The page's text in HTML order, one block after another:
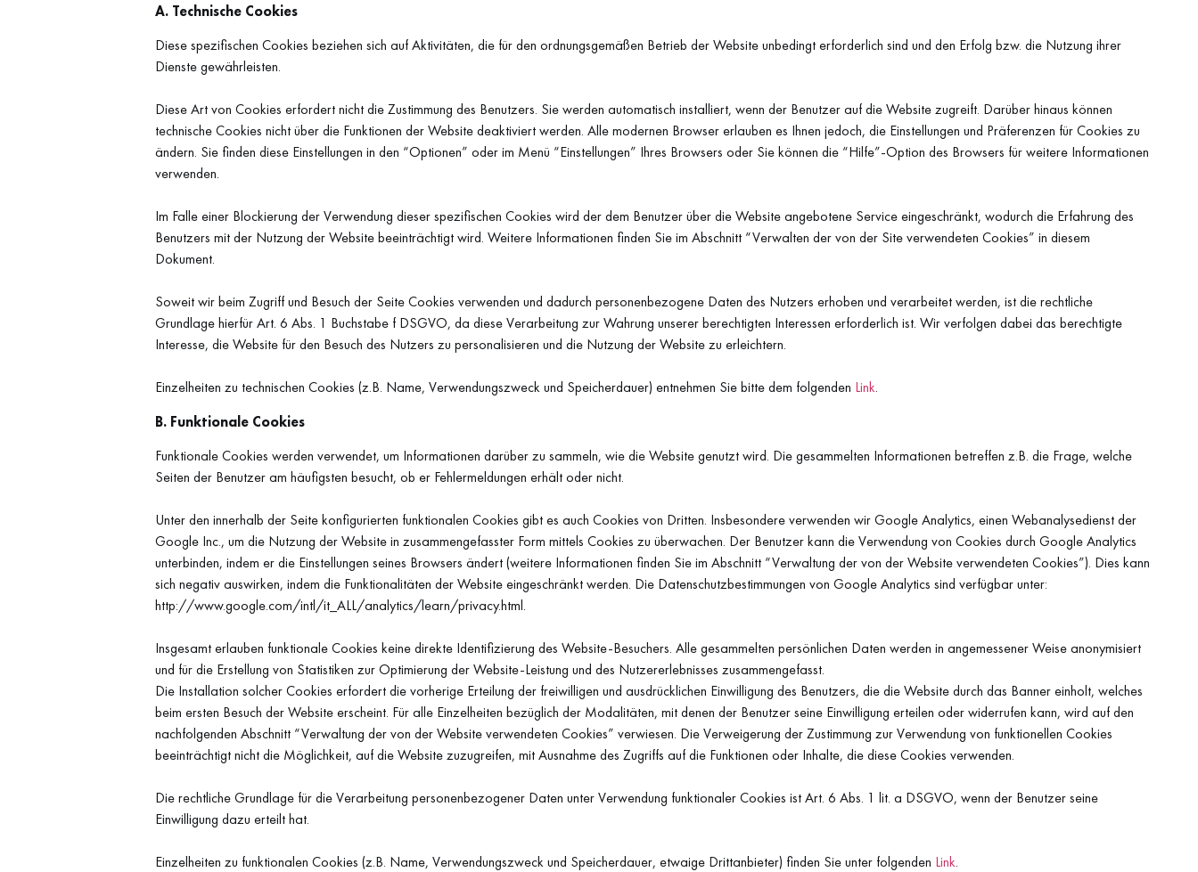
A. Technische Cookies
Diese spezifischen Cookies beziehen sich auf Aktivitäten, die für den ordnungsgemäßen Betrieb der Website unbedingt erforderlich sind und den Erfolg bzw. die Nutzung ihrer
Dienste gewährleisten.
Diese Art von Cookies erfordert nicht die Zustimmung des Benutzers. Sie werden automatisch installiert, wenn der Benutzer auf die Website zugreift. Darüber hinaus können
technische Cookies nicht über die Funktionen der Website deaktiviert werden. Alle modernen Browser erlauben es Ihnen jedoch, die Einstellungen und Präferenzen für Cookies zu
ändern. Sie finden diese Einstellungen in den “Optionen” oder im Menü “Einstellungen” Ihres Browsers oder Sie können die “Hilfe”-Option des Browsers für weitere Informationen
verwenden.
Im Falle einer Blockierung der Verwendung dieser spezifischen Cookies wird der dem Benutzer über die Website angebotene Service eingeschränkt, wodurch die Erfahrung des
Benutzers mit der Nutzung der Website beeinträchtigt wird. Weitere Informationen finden Sie im Abschnitt “Verwalten der von der Site verwendeten Cookies” in diesem
Dokument.
Soweit wir beim Zugriff und Besuch der Seite Cookies verwenden und dadurch personenbezogene Daten des Nutzers erhoben und verarbeitet werden, ist die rechtliche
Grundlage hierfür Art. 6 Abs. 1 Buchstabe f DSGVO, da diese Verarbeitung zur Wahrung unserer berechtigten Interessen erforderlich ist. Wir verfolgen dabei das berechtigte
Interesse, die Website für den Besuch des Nutzers zu personalisieren und die Nutzung der Website zu erleichtern.
Einzelheiten zu technischen Cookies (z.B. Name, Verwendungszweck und Speicherdauer) entnehmen Sie bitte dem folgenden Link.
B. Funktionale Cookies
Funktionale Cookies werden verwendet, um Informationen darüber zu sammeln, wie die Website genutzt wird. Die gesammelten Informationen betreffen z.B. die Frage, welche
Seiten der Benutzer am häufigsten besucht, ob er Fehlermeldungen erhält oder nicht.
Unter den innerhalb der Seite konfigurierten funktionalen Cookies gibt es auch Cookies von Dritten. Insbesondere verwenden wir Google Analytics, einen Webanalysedienst der
Google Inc., um die Nutzung der Website in zusammengefasster Form mittels Cookies zu überwachen. Der Benutzer kann die Verwendung von Cookies durch Google Analytics
unterbinden, indem er die Einstellungen seines Browsers ändert (weitere Informationen finden Sie im Abschnitt “Verwaltung der von der Website verwendeten Cookies”). Dies kann
sich negativ auswirken, indem die Funktionalitäten der Website eingeschränkt werden. Die Datenschutzbestimmungen von Google Analytics sind verfügbar unter:
http://www.google.com/intl/it_ALL/analytics/learn/privacy.html.
Insgesamt erlauben funktionale Cookies keine direkte Identifizierung des Website-Besuchers. Alle gesammelten persönlichen Daten werden in angemessener Weise anonymisiert
und für die Erstellung von Statistiken zur Optimierung der Website-Leistung und des Nutzererlebnisses zusammengefasst.
Die Installation solcher Cookies erfordert die vorherige Erteilung der freiwilligen und ausdrücklichen Einwilligung des Benutzers, die die Website durch das Banner einholt, welches
beim ersten Besuch der Website erscheint. Für alle Einzelheiten bezüglich der Modalitäten, mit denen der Benutzer seine Einwilligung erteilen oder widerrufen kann, wird auf den
nachfolgenden Abschnitt “Verwaltung der von der Website verwendeten Cookies” verwiesen. Die Verweigerung der Zustimmung zur Verwendung von funktionellen Cookies
beeinträchtigt nicht die Möglichkeit, auf die Website zuzugreifen, mit Ausnahme des Zugriffs auf die Funktionen oder Inhalte, die diese Cookies verwenden.
Die rechtliche Grundlage für die Verarbeitung personenbezogener Daten unter Verwendung funktionaler Cookies ist Art. 6 Abs. 1 lit. a DSGVO, wenn der Benutzer seine
Einwilligung dazu erteilt hat.
Einzelheiten zu funktionalen Cookies (z.B. Name, Verwendungszweck und Speicherdauer, etwaige Drittanbieter) finden Sie unter folgenden Link.